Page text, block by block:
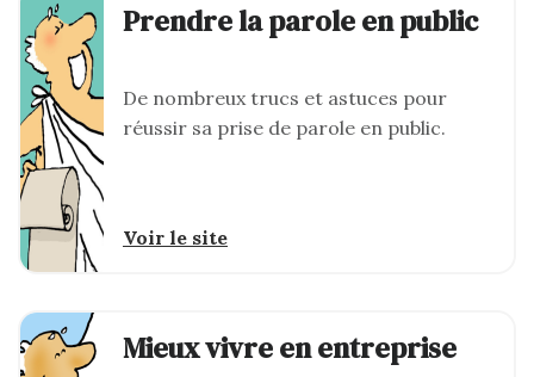
Prendre la parole en public
De nombreux trucs et astuces pour
réussir sa prise de parole en public.
Voir le site
Mieux vivre en entreprise